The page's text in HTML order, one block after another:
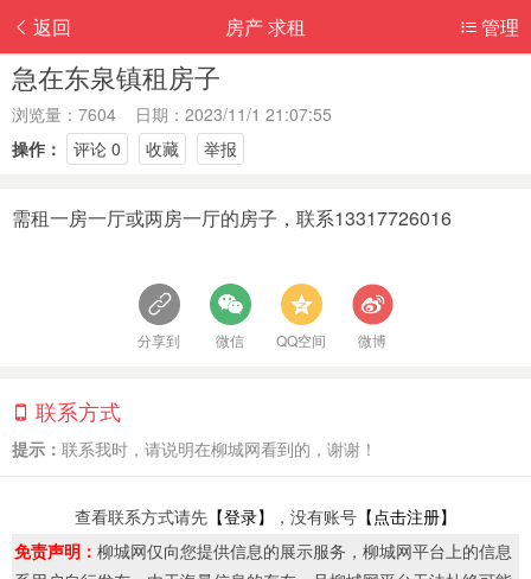
返回 管理
房产 求租
急在东泉镇租房子
浏览量：7604 日期：2023/11/1 21:07:55
操作：
评论 0 收藏 举报
需租一房一厅或两房一厅的房子，联系13317726016
分享到 微信 QQ空间 微博
联系方式
提示： 联系我时，请说明在柳城网看到的，谢谢！
查看联系方式请先 【登录】 ，没有账号 【点击注册】
免责声明： 柳城网仅向您提供信息的展示服务，柳城网平台上的信息